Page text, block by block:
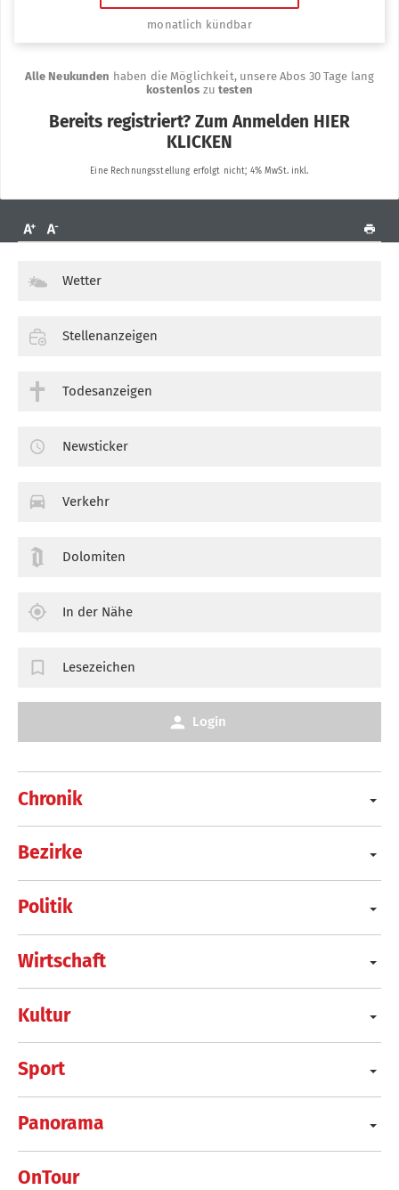
Chronik
Bezirke
Politik
Wirtschaft
Kultur
Sport
Panorama
OnTour
Wetter
Stellenanzeigen
Todesanzeigen
Newsticker
Verkehr
Dolomiten
In der Nähe
Lesezeichen
Login